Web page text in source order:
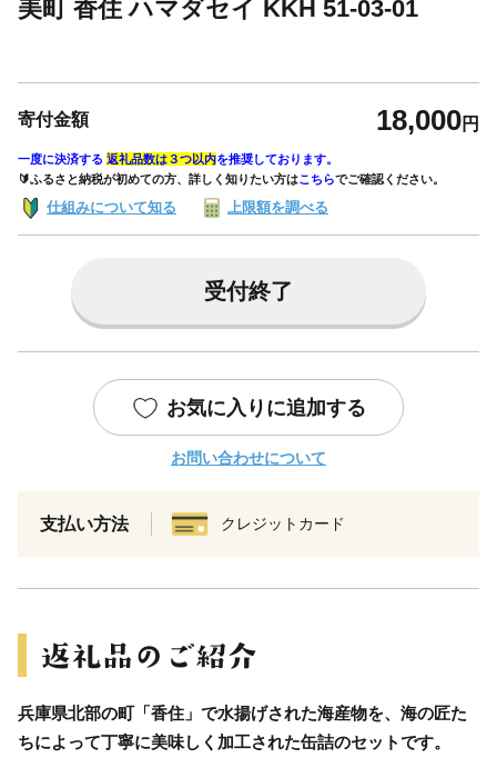
美町 香住 ハマダセイ KKH 51-03-01
寄付金額 18,000円
一度に決済する 返礼品数は３つ以内を推奨しております。
🔰ふるさと納税が初めての方、詳しく知りたい方はこちらでご確認ください。
仕組みについて知る 上限額を調べる
受付終了
お気に入りに追加する
お問い合わせについて
支払い方法 クレジットカード
兵庫県北部の町「香住」で水揚げされた海産物を、海の匠た
ちによって丁寧に美味しく加工された缶詰のセットです。